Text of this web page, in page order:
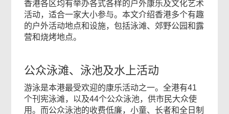
香港各区均有举办各式各样的户外康乐及文化艺术
活动，适合一家大小参与。本文介绍香港多个有趣
的户外活动地点和设施，包括泳滩、郊野公园和露
营和烧烤地点。
公众泳滩、泳池及水上活动
游泳是本港最受欢迎的康乐活动之一。全港有41
个刊宪泳滩，以及44个公众泳池，供市民大众使
用。而公众泳池的收费低廉，小童、长者和全日制